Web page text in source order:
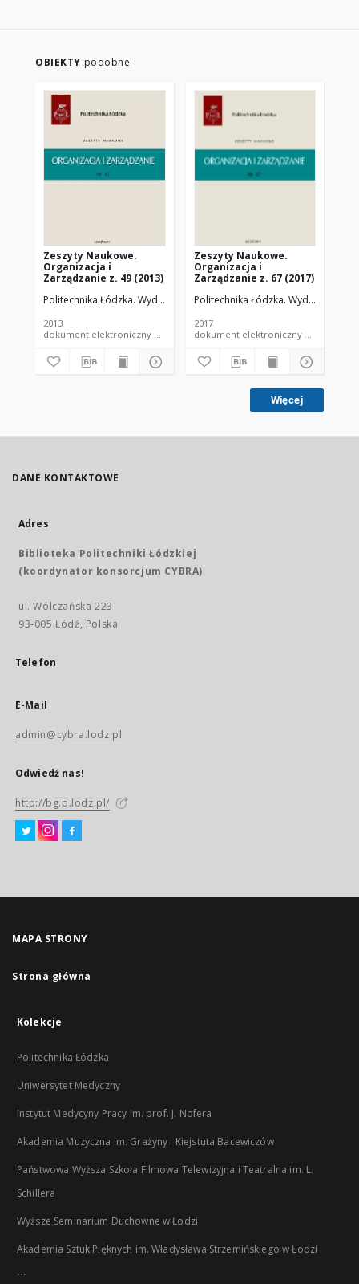
OBIEKTY podobne
Zeszyty Naukowe.
Organizacja i
Zarządzanie z. 49 (2013)
Politechnika Łódzka. Wydział Organizacji i Zarządzania.
2013
dokument elektroniczny e-zeszyt naukowy PŁ
Zeszyty Naukowe.
Organizacja i
Zarządzanie z. 67 (2017)
Politechnika Łódzka. Wydział
2017
dokument elektroniczny
Więcej
DANE KONTAKTOWE
Adres
Biblioteka Politechniki Łódzkiej
(koordynator konsorcjum CYBRA)
ul. Wólczańska 223
93-005 Łódź, Polska
Telefon
E-Mail
admin@cybra.lodz.pl
Odwiedź nas!
http://bg.p.lodz.pl/
MAPA STRONY
Strona główna
Kolekcje
Politechnika Łódzka
Uniwersytet Medyczny
Instytut Medycyny Pracy im. prof. J. Nofera
Akademia Muzyczna im. Grażyny i Kiejstuta Bacewiczów
Państwowa Wyższa Szkoła Filmowa Telewizyjna i Teatralna im. L.
Schillera
Wyższe Seminarium Duchowne w Łodzi
Akademia Sztuk Pięknych im. Władysława Strzemińskiego w Łodzi
...